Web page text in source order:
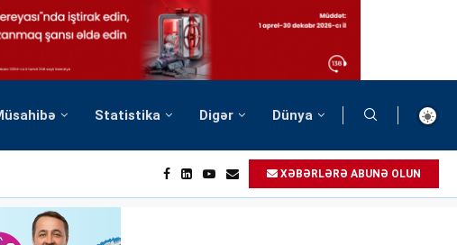
Statistika Digər Dünya
XƏBƏRLƏRƏ ABUNƏ OLUN